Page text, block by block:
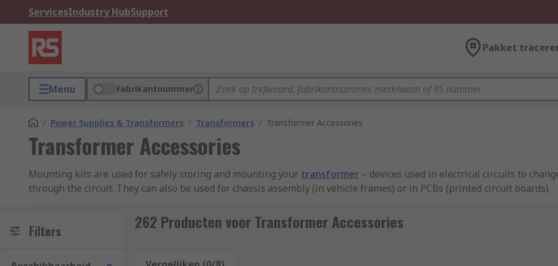
ServicesIndustry HubSupport
Pakket
Menu Fabrikantnummer
/ Power Supplies & Transformers / Transformers / Transformer Accessories
Transformer Accessories
Mounting kits are used for safely storing and mounting your transformer – devices used in electrical circuits to
through the circuit. They can also be used for chassis assembly (in vehicle frames) or in PCBs (printed circuit boards).
Mounting kits application
Electric appliances such as:
Filters 262 Producten voor Transformer Accessories